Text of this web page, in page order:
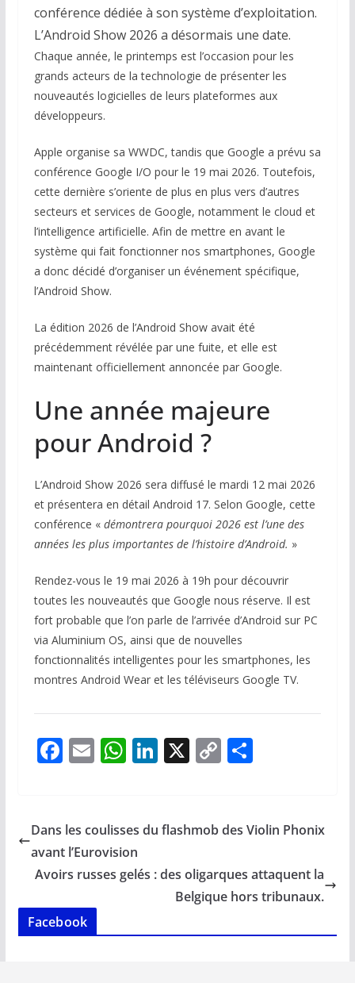
conférence dédiée à son système d’exploitation.
L’Android Show 2026 a désormais une date.
Chaque année, le printemps est l’occasion pour les
grands acteurs de la technologie de présenter les
nouveautés logicielles de leurs plateformes aux
développeurs.
Apple organise sa WWDC, tandis que Google a prévu sa
conférence Google I/O pour le 19 mai 2026. Toutefois,
cette dernière s’oriente de plus en plus vers d’autres
secteurs et services de Google, notamment le cloud et
l’intelligence artificielle. Afin de mettre en avant le
système qui fait fonctionner nos smartphones, Google
a donc décidé d’organiser un événement spécifique,
l’Android Show.
La édition 2026 de l’Android Show avait été
précédemment révélée par une fuite, et elle est
maintenant officiellement annoncée par Google.
Une année majeure
pour Android ?
L’Android Show 2026 sera diffusé le mardi 12 mai 2026
et présentera en détail Android 17. Selon Google, cette
conférence « démontrera pourquoi 2026 est l’une des
années les plus importantes de l’histoire d’Android. »
Rendez-vous le 19 mai 2026 à 19h pour découvrir
toutes les nouveautés que Google nous réserve. Il est
fort probable que l’on parle de l’arrivée d’Android sur PC
via Aluminium OS, ainsi que de nouvelles
fonctionnalités intelligentes pour les smartphones, les
montres Android Wear et les téléviseurs Google TV.
F
b
o
o
k
E
l
W
s
A
p
Li
e
n
X C
y
n
k
P
g
Dans les coulisses du flashmob des Violin Phonix
avant l’Eurovision
Avoirs russes gelés : des oligarques attaquent la
Belgique hors tribunaux.
Facebook